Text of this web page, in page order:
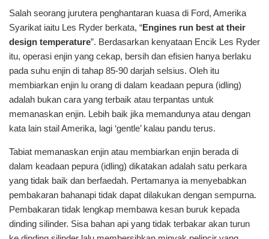
Salah seorang jurutera penghantaran kuasa di Ford, Amerika
Syarikat iaitu Les Ryder berkata, “Engines run best at their
design temperature”. Berdasarkan kenyataan Encik Les Ryder
itu, operasi enjin yang cekap, bersih dan efisien hanya berlaku
pada suhu enjin di tahap 85-90 darjah selsius. Oleh itu
membiarkan enjin lu orang di dalam keadaan pepura (idling)
adalah bukan cara yang terbaik atau terpantas untuk
memanaskan enjin. Lebih baik jika memandunya atau dengan
kata lain stail Amerika, lagi ‘gentle’ kalau pandu terus.
Tabiat memanaskan enjin atau membiarkan enjin berada di
dalam keadaan pepura (idling) dikatakan adalah satu perkara
yang tidak baik dan berfaedah. Pertamanya ia menyebabkan
pembakaran bahanapi tidak dapat dilakukan dengan sempurna.
Pembakaran tidak lengkap membawa kesan buruk kepada
dinding silinder. Sisa bahan api yang tidak terbakar akan turun